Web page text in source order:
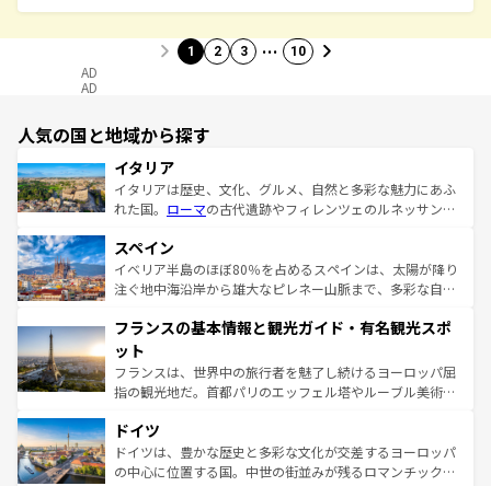
1 2 3 … 10
AD
AD
人気の国と地域から探す
イタリア
イタリアは歴史、文化、グルメ、自然と多彩な魅力にあふ
れた国。 ローマの古代遺跡やフィレンツェのルネッサンス
ろん、トスカーナの美しい田園風景やアマルフィ海岸の絶
景など、自然景観も見逃せない。観光の合間には、本場の
ピザやパスタなど、絶品のイタリア料理を堪能することも
ませてくれるイタリアで、忘れられない旅をしてみよう！
なお、新着のイタリア情報は
しい。
スペイン
イベリア半島のほぼ80％を占めるスペインは、太陽が降り
注ぐ地中海沿岸から雄大なピレネー山脈まで、多彩な自然
文化が根付くこの国では、情熱的なフラメンコ、熱気あふ
れる闘牛、そして美味しいタパスが生活の一部となってい
る。首都マドリードの洗練された雰囲気や、バルセロナの
アートに溢れた街角から、地方では古代ローマ遺跡や中世
せる。地方によって風土や気候が異なるスペインはその個
性で訪れる人を魅了する。 なお、新着のスペイン情報は コ
ンテンツ一覧を参照してほしい。
フランスの基本情報と観光ガイド・有名観光スポ
ット
フランスは、世界中の旅行者を魅了し続けるヨーロッパ屈
指の観光地だ。首都パリのエッフェル塔やルーブル美術館
で、幅広い魅力が詰まっている。華麗な宮殿、歴史的な大
聖堂、美しいビーチ、そして豊かな自然が、訪れる者を心
から魅了する。また、フランスは美食の国としても知ら
ドイツ
ドイツは、豊かな歴史と多彩な文化が交差するヨーロッパ
の中心に位置する国。中世の街並みが残るロマンチック街